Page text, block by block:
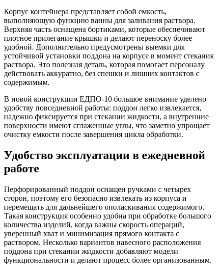
Корпус контейнера представляет собой емкость,
выполняющую функцию ванны для заливания раствора.
Верхняя часть оснащена бортиками, которые обеспечивают
плотное прилегание крышки и делают переноску более
удобной. Дополнительно предусмотрены выемки для
устойчивой установки поддона на корпусе в момент стекания
раствора. Это полезная деталь, которая помогает персоналу
действовать аккуратно, без спешки и лишних контактов с
содержимым.
В новой конструкции ЕДПО-10 большое внимание уделено
удобству повседневной работы: поддон легко извлекается,
надежно фиксируется при стекании жидкости, а внутренние
поверхности имеют сглаженные углы, что заметно упрощает
очистку емкости после завершения цикла обработки.
Удобство эксплуатации в ежедневной
работе
Перфорированный поддон оснащен ручками с четырех
сторон, поэтому его безопасно извлекать из корпуса и
перемещать для дальнейшего ополаскивания содержимого.
Такая конструкция особенно удобна при обработке большого
количества изделий, когда важны скорость операций,
уверенный хват и минимизация прямого контакта с
раствором. Несколько вариантов навесного расположения
поддона при стекании жидкости добавляют модели
функциональности и делают процесс более организованным.